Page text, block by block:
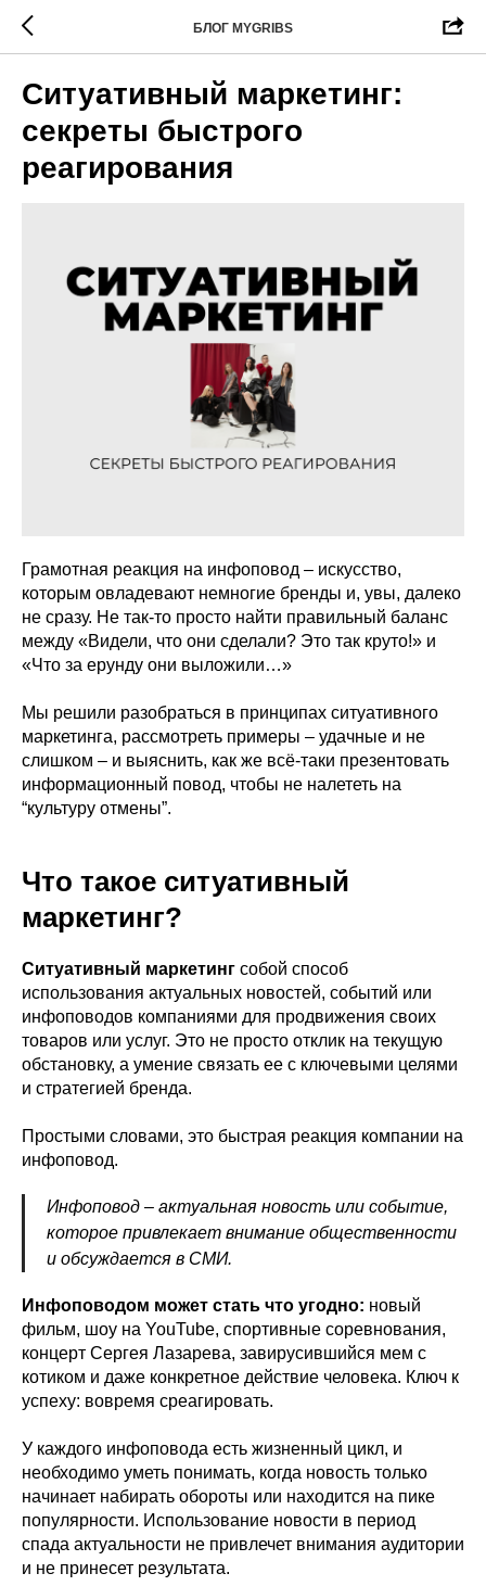
БЛОГ MYGRIBS
Ситуативный маркетинг:
секреты быстрого
реагирования
Грамотная реакция на инфоповод – искусство,
которым овладевают немногие бренды и, увы, далеко
не сразу. Не так-то просто найти правильный баланс
между «Видели, что они сделали? Это так круто!» и
«Что за ерунду они выложили…»
Мы решили разобраться в принципах ситуативного
маркетинга, рассмотреть примеры – удачные и не
слишком – и выяснить, как же всё-таки презентовать
информационный повод, чтобы не налететь на
“культуру отмены”.
Что такое ситуативный
маркетинг?
Ситуативный маркетинг собой способ
использования актуальных новостей, событий или
инфоповодов компаниями для продвижения своих
товаров или услуг. Это не просто отклик на текущую
обстановку, а умение связать ее с ключевыми целями
и стратегией бренда.
Простыми словами, это быстрая реакция компании на
инфоповод.
Инфоповод – актуальная новость или событие,
которое привлекает внимание общественности
и обсуждается в СМИ.
Инфоповодом может стать что угодно: новый
фильм, шоу на YouTube, спортивные соревнования,
концерт Сергея Лазарева, завирусившийся мем с
котиком и даже конкретное действие человека. Ключ к
успеху: вовремя среагировать.
У каждого инфоповода есть жизненный цикл, и
необходимо уметь понимать, когда новость только
начинает набирать обороты или находится на пике
популярности. Использование новости в период
спада актуальности не привлечет внимания аудитории
и не принесет результата.